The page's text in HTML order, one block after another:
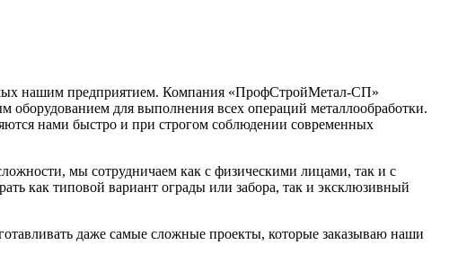
нашим предприятием. Компания «ПрофСтройМетал-СП»
оборудованием для выполнения всех операций металлообработки.
нами быстро и при строгом соблюдении современных
мы сотрудничаем как с физическими лицами, так и с
как типовой вариант ограды или забора, так и эксклюзивный
даже самые сложные проекты, которые заказываю наши